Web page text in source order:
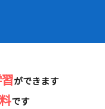
ができます
です